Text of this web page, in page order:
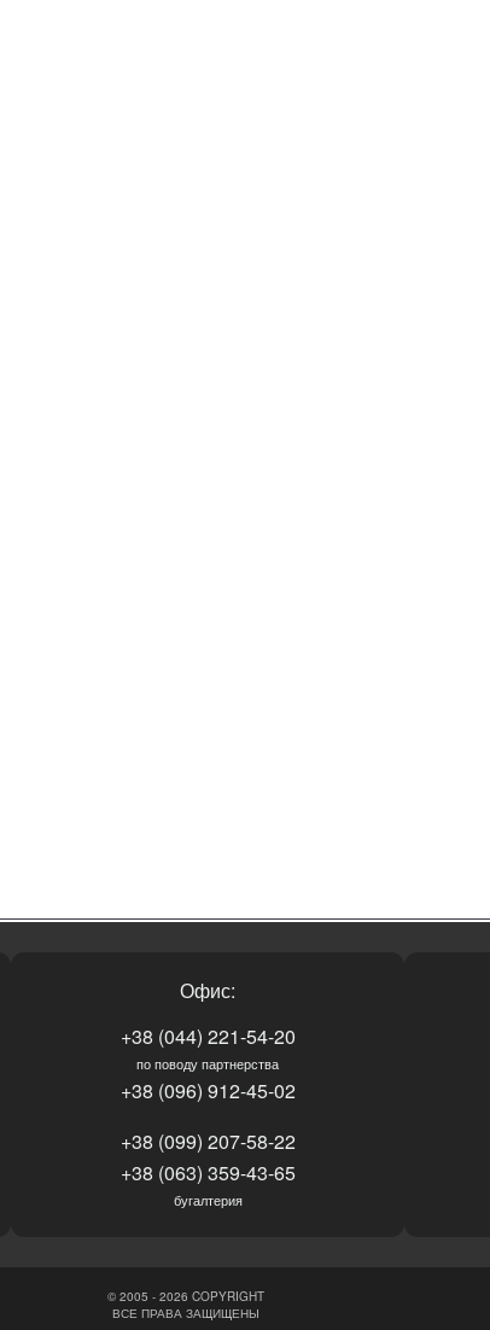
Офис:
+38 (044) 221-54-20
по поводу партнерства
+38 (096) 912-45-02
+38 (099) 207-58-22
+38 (063) 359-43-65
бугалтерия
© 2005 - 2026 COPYRIGHT
ВСЕ ПРАВА ЗАЩИЩЕНЫ